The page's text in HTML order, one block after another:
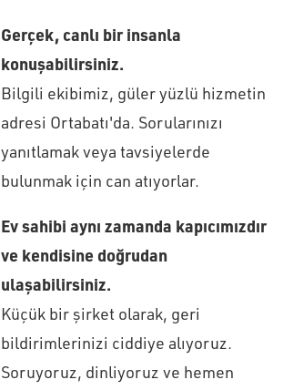
Gerçek, canlı bir insanla
konuşabilirsiniz.
Bilgili ekibimiz, güler yüzlü hizmetin
adresi Ortabatı'da. Sorularınızı
yanıtlamak veya tavsiyelerde
bulunmak için can atıyorlar.
Ev sahibi aynı zamanda kapıcımızdır
ve kendisine doğrudan
ulaşabilirsiniz.
Küçük bir şirket olarak, geri
bildirimlerinizi ciddiye alıyoruz.
Soruyoruz, dinliyoruz ve hemen